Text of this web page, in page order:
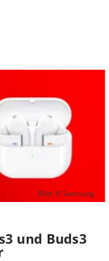
Bild: © Samsung
und Buds3